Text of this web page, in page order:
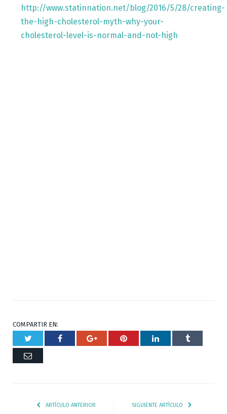
http://www.statinnation.net/blog/2016/5/28/creating-
the-high-cholesterol-myth-why-your-
cholesterol-level-is-normal-and-not-high
COMPARTIR EN:
Twitter Facebook Google+ Pinterest RespuestaTumblr
Correo
ARTÍCULO ANTERIOR SIGUIENTE ARTÍCULO